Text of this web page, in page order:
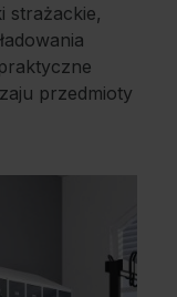
strażackie,
przedmioty